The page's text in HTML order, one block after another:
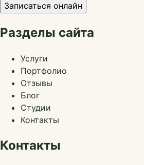
Записаться онлайн
Разделы сайта
Услуги
Портфолио
Отзывы
Блог
Студии
Контакты
Контакты